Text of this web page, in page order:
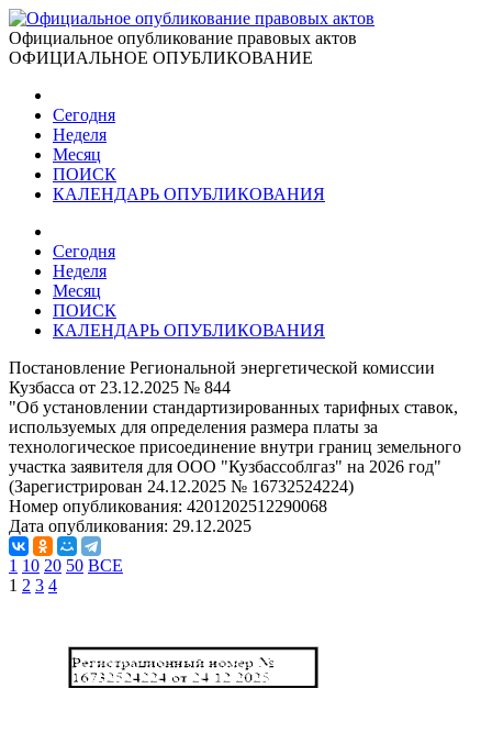
Официальное опубликование правовых актов
ОФИЦИАЛЬНОЕ ОПУБЛИКОВАНИЕ
Сегодня
Неделя
Месяц
ПОИСК
КАЛЕНДАРЬ ОПУБЛИКОВАНИЯ
Сегодня
Неделя
Месяц
ПОИСК
КАЛЕНДАРЬ ОПУБЛИКОВАНИЯ
Постановление Региональной энергетической комиссии
Кузбасса от 23.12.2025 № 844
"Об установлении стандартизированных тарифных ставок,
используемых для определения размера платы за
технологическое присоединение внутри границ земельного
участка заявителя для ООО "Кузбассоблгаз" на 2026 год"
(Зарегистрирован 24.12.2025 № 16732524224)
Номер опубликования: 4201202512290068
Дата опубликования: 29.12.2025
1 10 20 50 ВСЕ
1 2 3 4